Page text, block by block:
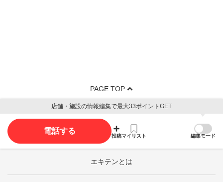
PAGE TOP
店舗・施設の情報編集で最大33ポイントGET
電話する
投稿マイリスト 編集モード
エキテンとは